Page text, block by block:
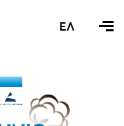
ΕΛ